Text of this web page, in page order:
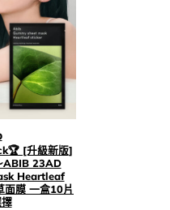
[升級新版]
ABIB 23AD
Heartleaf
面膜 一盒10片